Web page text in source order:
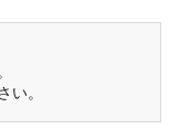
い。